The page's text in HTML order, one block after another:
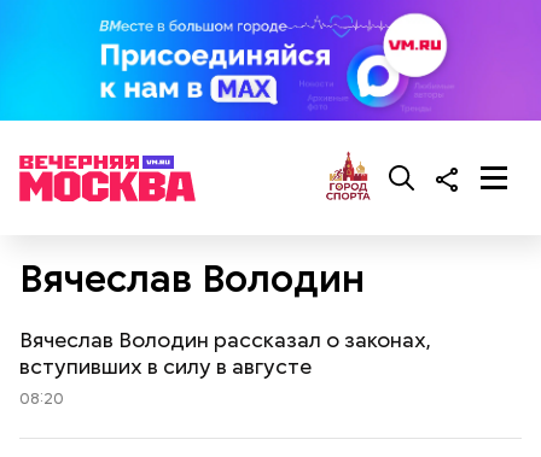
Вячеслав Володин
Вячеслав Володин рассказал о законах,
вступивших в силу в августе
08:20